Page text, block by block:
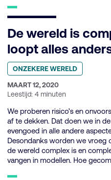
De wereld is
loopt alles
Geplaatst
categorie:
ONZEKERE WERELD
GEPUBLICEERD
OP:
MAART 12, 2020
Leestijd: 4 minuten
We proberen risico’s en
af te dekken. Dat doen we in
evengoed in alle andere
Desondanks worden we vroeg
de wereld complex is en
vangen in modellen. Hoe